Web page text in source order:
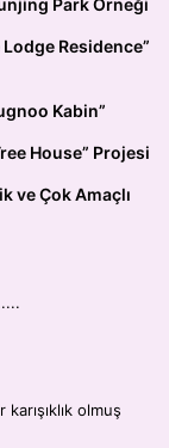
Residence”
Kabin”
House” Projesi
ve Çok Amaçlı
olmuş